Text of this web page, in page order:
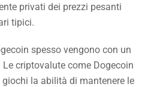
privati dei prezzi pesanti
tipici.
spesso vengono con un
criptovalute come Dogecoin
la abilità di mantenere le